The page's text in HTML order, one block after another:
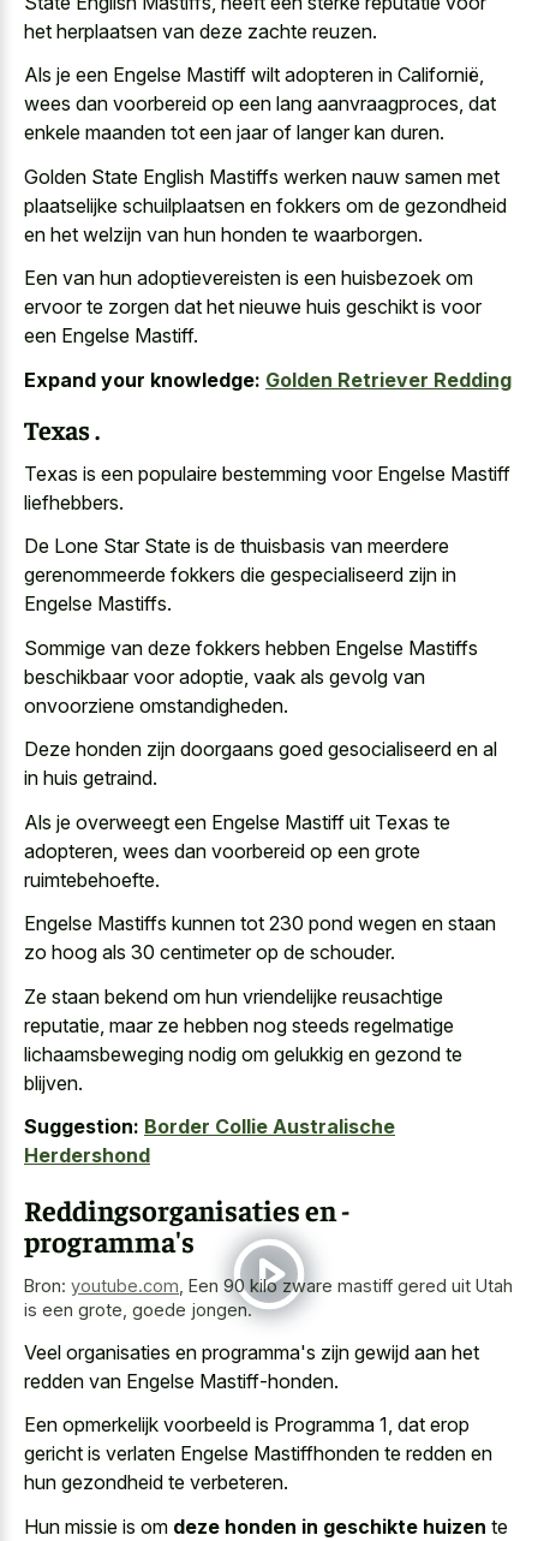
het herplaatsen van deze zachte reuzen.
Als je een Engelse Mastiff wilt adopteren in Californië,
wees dan voorbereid op een lang aanvraagproces, dat
enkele maanden tot een jaar of langer kan duren.
Golden State English Mastiffs werken nauw samen met
plaatselijke schuilplaatsen en fokkers om de gezondheid
en het welzijn van hun honden te waarborgen.
Een van hun adoptievereisten is een huisbezoek om
ervoor te zorgen dat het nieuwe huis geschikt is voor
een Engelse Mastiff.
Expand your knowledge: Golden Retriever Redding
Texas .
Texas is een populaire bestemming voor Engelse Mastiff
liefhebbers.
De Lone Star State is de thuisbasis van meerdere
gerenommeerde fokkers die gespecialiseerd zijn in
Engelse Mastiffs.
Sommige van deze fokkers hebben Engelse Mastiffs
beschikbaar voor adoptie, vaak als gevolg van
onvoorziene omstandigheden.
Deze honden zijn doorgaans goed gesocialiseerd en al
in huis getraind.
Als je overweegt een Engelse Mastiff uit Texas te
adopteren, wees dan voorbereid op een grote
ruimtebehoefte.
Engelse Mastiffs kunnen tot 230 pond wegen en staan
zo hoog als 30 centimeter op de schouder.
Ze staan bekend om hun vriendelijke reusachtige
reputatie , maar ze hebben nog steeds regelmatige
lichaamsbeweging nodig om gelukkig en gezond te
blijven.
Suggestion: Border Collie Australische
Herdershond
Reddingsorganisaties en -
programma's
Bron: youtube.com Een 90 kilo zware mastiff gered uit Utah
is een grote, goede jongen.
Veel organisaties en programma's zijn gewijd aan het
redden van Engelse Mastiff-honden.
Een opmerkelijk voorbeeld is Programma 1, dat erop
gericht is verlaten Engelse Mastiffhonden te redden en
hun gezondheid te verbeteren.
Hun missie is om deze honden in geschikte huizen te